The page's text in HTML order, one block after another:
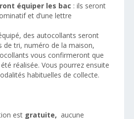
équiper les bac : ils seront
et d’une lettre
des autocollants seront
de tri, numéro de la maison,
vous confirmeront que
réalisée. Vous pourrez ensuite
habituelles de collecte.
est gratuite, aucune